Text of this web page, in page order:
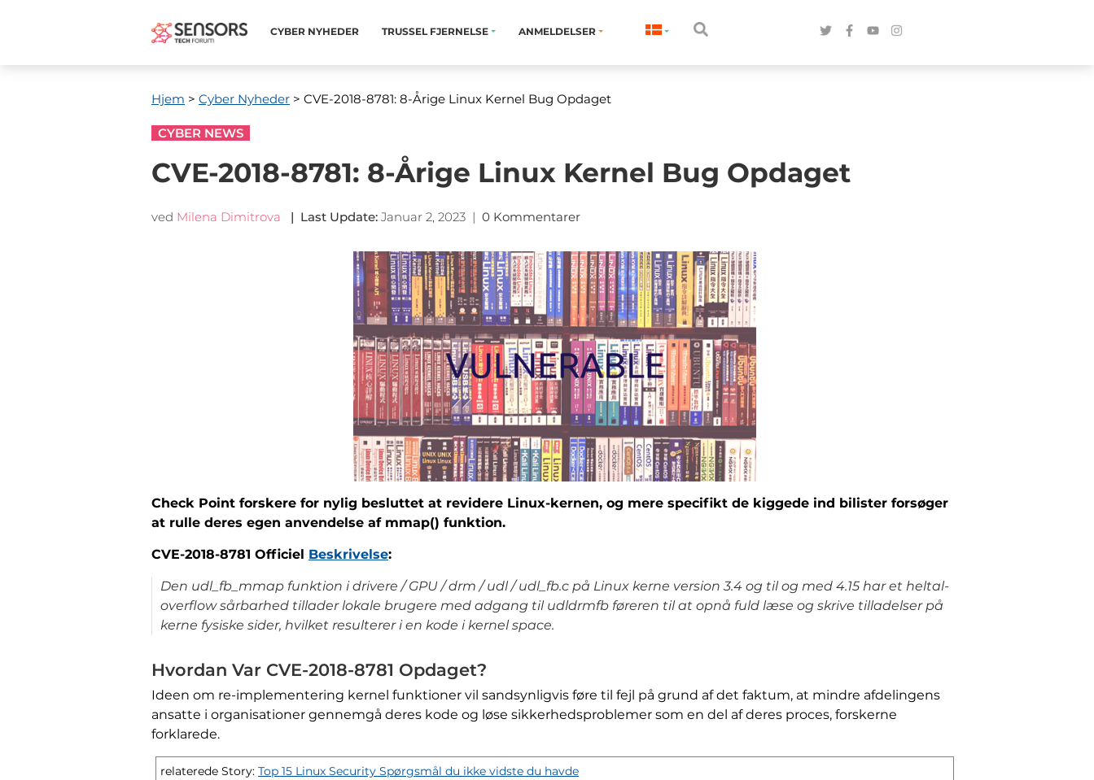
CYBER ​​NYHEDER TRUSSEL FJERNELSE ANMELDELSER
Hjem > Cyber ​​Nyheder > CVE-2018-8781: 8-Årige Linux Kernel Bug Opdaget
CYBER NEWS
CVE-2018-8781: 8-Årige Linux Kernel Bug Opdaget
ved Milena Dimitrova | Last Update: Januar 2, 2023 | 0 Kommentarer
Check Point forskere for nylig besluttet at revidere Linux-kernen, og mere specifikt de kiggede ind bilister forsøger
at rulle deres egen anvendelse af mmap() funktion.
CVE-2018-8781 Officiel Beskrivelse:
Den udl_fb_mmap funktion i drivere / GPU / drm / udl / udl_fb.c på Linux kerne version 3.4 og til og med 4.15 har et heltal-
overflow sårbarhed tillader lokale brugere med adgang til udldrmfb føreren til at opnå fuld læse og skrive tilladelser på
kerne fysiske sider, hvilket resulterer i en kode i kernel space.
Hvordan Var CVE-2018-8781 Opdaget?
Ideen om re-implementering kernel funktioner vil sandsynligvis føre til fejl på grund af det faktum, at mindre afdelingens
ansatte i organisationer gennemgå deres kode og løse sikkerhedsproblemer som en del af deres proces, forskerne
forklarede.
relaterede Story: Top 15 Linux Security Spørgsmål du ikke vidste du havde